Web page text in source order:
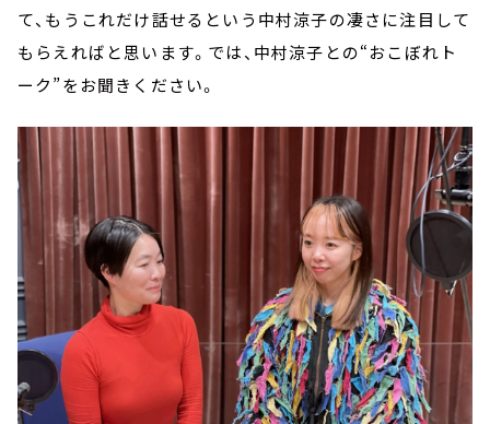
て、もうこれだけ話せるという中村涼子の凄さに注目して
もらえればと思います。では、中村涼子との“おこぼれト
ーク”をお聞きください。